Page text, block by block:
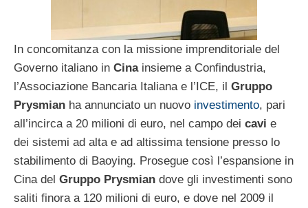
In concomitanza con la missione imprenditoriale del
Governo italiano in Cinainsieme a Confindustria,
l’Associazione Bancaria Italiana e l’ICE, il Gruppo
Prysmian ha annunciato un nuovo investimento, pari
all’incirca a 20 milioni di euro, nel campo dei cavi e
dei sistemi ad alta e ad altissima tensione presso lo
stabilimento di Baoying. Prosegue così l’espansione in
Cina del Gruppo Prysmian dove gli investimenti sono
saliti finora a 120 milioni di euro, e dove nel 2009 il